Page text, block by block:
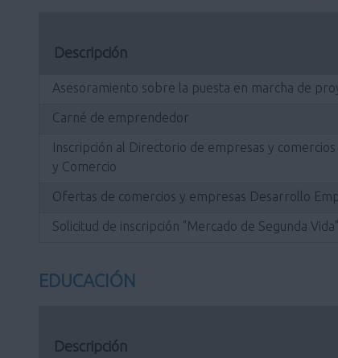
Descripción
Asesoramiento sobre la puesta en marcha de
Carné de emprendedor
Inscripción al Directorio de empresas y
y Comercio
Ofertas de comercios y empresas Desarrollo
Solicitud de inscripción "Mercado de Segunda Vida"
EDUCACIÓN
Descripción